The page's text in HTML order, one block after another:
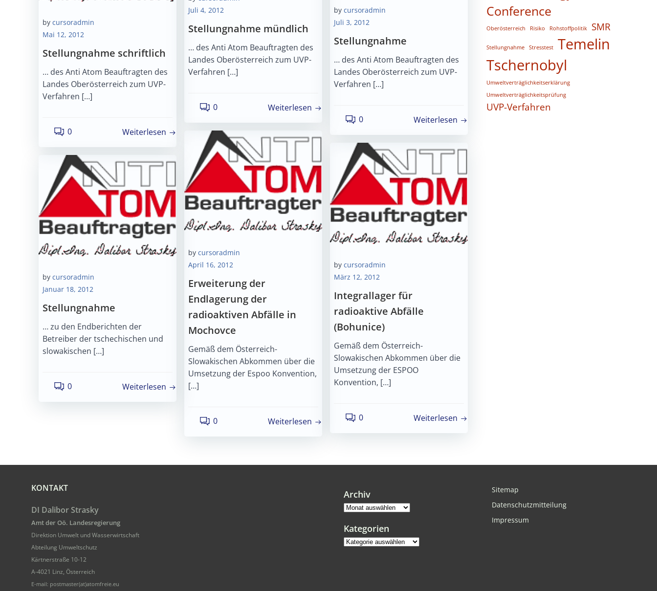
Juli 4, 2012
Stellungnahme mündlich
… des Anti Atom Beauftragten des
Landes Oberösterreich zum UVP-
Verfahren […]
0 Weiterlesen
by cursoradmin
Juli 3, 2012
Stellungnahme
… des Anti Atom Beauftragten des
Landes Oberösterreich zum UVP-
Verfahren […]
0 Weiterlesen
by cursoradmin
Mai 12, 2012
Stellungnahme schriftlich
… des Anti Atom Beauftragten des
Landes Oberösterreich zum UVP-
Verfahren […]
0 Weiterlesen
by cursoradmin
April 16, 2012
Erweiterung der
Endlagerung der
radioaktiven Abfälle in
Mochovce
Gemäß dem Österreich-
Slowakischen Abkommen über die
Umsetzung der Espoo Konvention,
[…]
0 Weiterlesen
by cursoradmin
März 12, 2012
Integrallager für
radioaktive Abfälle
(Bohunice)
Gemäß dem Österreich-
Slowakischen Abkommen über die
Umsetzung der ESPOO
Konvention, […]
0 Weiterlesen
by cursoradmin
Januar 18, 2012
Stellungnahme
… zu den Endberichten der
Betreiber der tschechischen und
slowakischen […]
0 Weiterlesen
Conference
Oberösterreich Risiko Rohstoffpolitik SMR
Stellungnahme Stresstest
Temelin
Tschernobyl
Umweltverträglichkeitserklärung
Umweltverträglichkeitsprüfung
UVP-Verfahren
KONTAKT
DI Dalibor Strasky
Amt der Oö. Landesregierung
Direktion Umwelt und Wasserwirtschaft
Abteilung Umweltschutz
Kärtnerstraße 10-12
A-4021 Linz, Österreich
E-mail: postmaster(at)atomfreie.eu
Archiv
Archiv
Kategorien
Kategorien
Sitemap
Datenschutzmitteilung
Impressum